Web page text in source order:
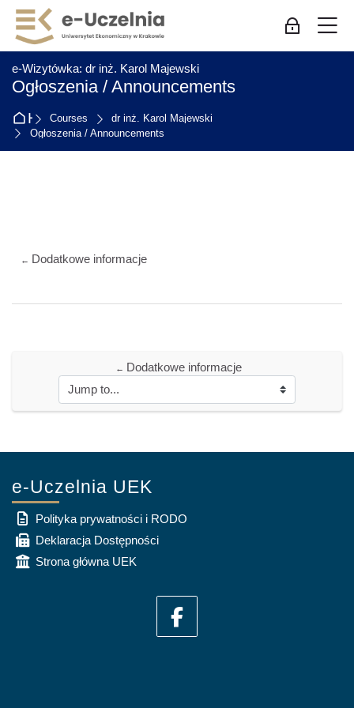
Skip to navigation
Skip to login form
Skip to main content
Skip to accessibility options
Skip to footer
Skip accessibility options
Log in for
e-Wizytówka: dr inż. Karol Majewski
Ogłoszenia / Announcements
HomeCourses
dr inż. Karol Majewski
Ogłoszenia / Announcements
← Dodatkowe informacje
← Dodatkowe informacje
e-Uczelnia UEK
Polityka prywatności i RODO
Deklaracja Dostępności
Strona główna UEK